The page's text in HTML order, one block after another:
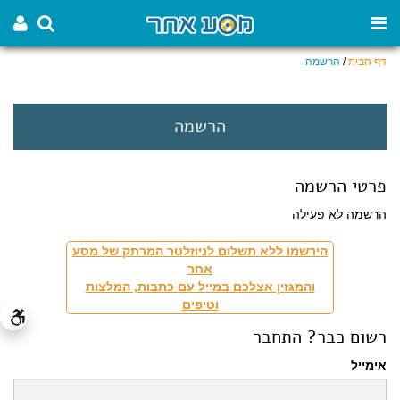
דף הבית/ הרשמה
הרשמה
פרטי הרשמה
הרשמה לא פעילה
הירשמו ללא תשלום לניוזלטר המרתק של מסע
אחר
והמגזין אצלכם במייל עם כתבות, המלצות
וטיפים
רשום כבר? התחבר
אימייל